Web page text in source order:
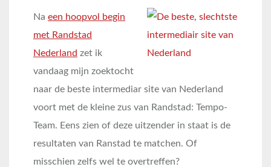
Na een hoopvol begin
met Randstad
Nederland zet ik
vandaag mijn zoektocht
naar de beste intermediar site van Nederland
voort met de kleine zus van Randstad: Tempo-
Team. Eens zien of deze uitzender in staat is de
resultaten van Ranstad te matchen. Of
misschien zelfs wel te overtreffen?